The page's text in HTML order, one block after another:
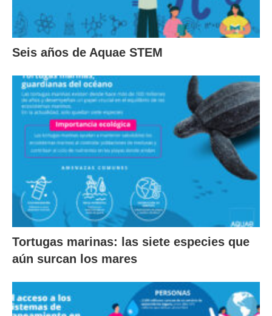
Seis años de Aquae STEM
Tortugas marinas: las siete especies que
aún surcan los mares